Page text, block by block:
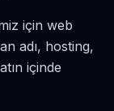
için web
adı, hosting,
içinde